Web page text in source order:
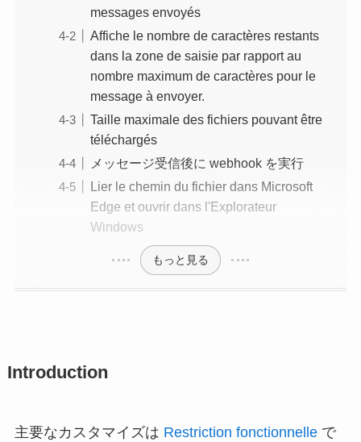
messages envoyés
Affiche le nombre de caractères restants
dans la zone de saisie par rapport au
nombre maximum de caractères pour le
message à envoyer.
Taille maximale des fichiers pouvant être
téléchargés
メッセージ受信後に webhook を実行
Lier le chemin du fichier dans Microsoft
Edge et ouvrir dans l'Explorateur
Windows
もっと見る
Introduction
主要なカスタマイズは Restriction fonctionnelleで